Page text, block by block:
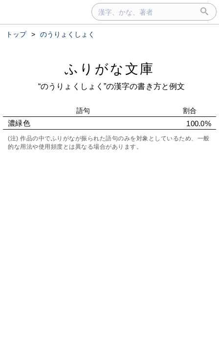
トップ > のうりょくしょく
ふりがな文庫
“のうりょくしょく”の漢字の書き方と例文
語句 割合
濃緑色 100.0%
(注) 作品の中でふりがなが振られた語句のみを対象としているため、一般
的な用法や使用頻度とは異なる場合があります。